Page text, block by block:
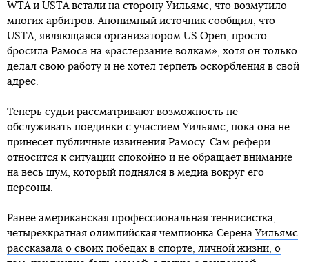
WTA и USTA встали на сторону Уильямс, что возмутило
многих арбитров. Анонимный источник сообщил, что
USTA, являющаяся организатором US Open, просто
бросила Рамоса на «растерзание волкам», хотя он только
делал свою работу и не хотел терпеть оскорбления в свой
адрес.
Теперь судьи рассматривают возможность не
обслуживать поединки с участием Уильямс, пока она не
принесет публичные извинения Рамосу. Сам рефери
относится к ситуации спокойно и не обращает внимание
на весь шум, который поднялся в медиа вокруг его
персоны.
Ранее американская профессиональная теннисистка,
четырехкратная олимпийская чемпионка Серена Уильямс
рассказала о своих победах в спорте, личной жизни, о